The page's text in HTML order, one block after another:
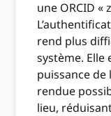
une ORCID «
rend plus
système. Elle
puissance de
rendue
lieu,